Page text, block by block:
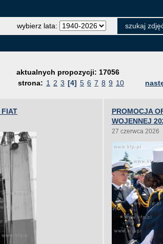
wybierz lata:
aktualnych propozycji: 17056
strona: 1 2 3 [4] 5 6 7 8 9 10
FIAT
PROMOCJA
WOJENNEJ
27 czerwca 2026